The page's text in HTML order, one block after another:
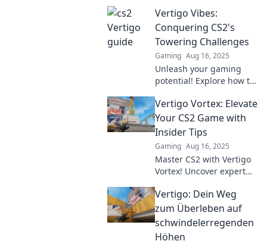
guide to dominating the
skies. Level up your
gameplay now!
Vertigo Vibes:
Conquering CS2's
Towering Challenges
Gaming Aug 16, 2025
Unleash your gaming
potential! Explore how to
challenges and elevate
your play in Vertigo
Vibes. Dive in now!
Vertigo Vortex: Elevate
Your CS2 Game with
Insider Tips
Gaming Aug 16, 2025
Master CS2 with Vertigo
Vortex! Uncover expert
your gameplay and
dominate the
competition. Unlock your
Vertigo: Dein Weg
zum Überleben auf
schwindelerregenden
Höhen